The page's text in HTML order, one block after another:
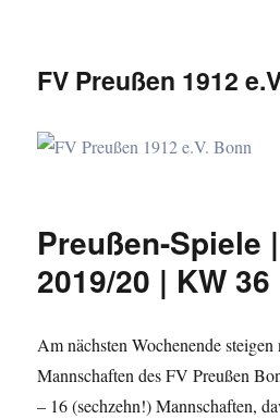
FV Preußen 1912
Preußen-Spiele
2019/20 | KW 36
Am nächsten Wochenende
Mannschaften des FV Preußen
– 16 (sechzehn!) Mannschaften,